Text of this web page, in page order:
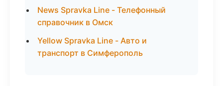
News Spravka Line - Телефонный
справочник в Омск
Yellow Spravka Line - Авто и
транспорт в Симферополь